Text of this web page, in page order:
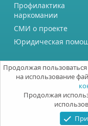
Профилактика
наркомании
СМИ о проекте
Юридическая
Продолжая
на использование
Продолжая